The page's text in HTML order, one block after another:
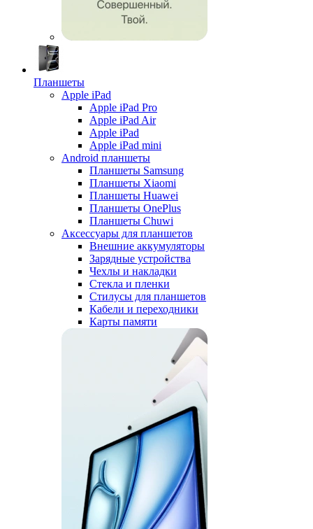
Планшеты
Apple iPad
Apple iPad Pro
Apple iPad Air
Apple iPad
Apple iPad mini
Android планшеты
Планшеты Samsung
Планшеты Xiaomi
Планшеты Huawei
Планшеты OnePlus
Планшеты Chuwi
Аксессуары для планшетов
Внешние аккумуляторы
Зарядные устройства
Чехлы и накладки
Стекла и пленки
Стилусы для планшетов
Кабели и переходники
Карты памяти